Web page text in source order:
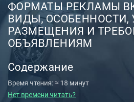
ФОРМАТЫ РЕКЛАМЫ
ВИДЫ, ОСОБЕННОСТИ,
РАЗМЕЩЕНИЯ И
ОБЪЯВЛЕНИЯМ
Содержание
Время чтения: ≈ 18 минут
Нет времени читать?